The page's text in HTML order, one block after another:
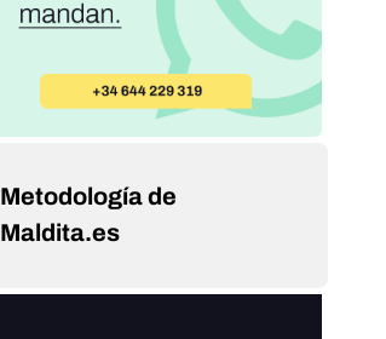
Metodología de
Maldita.es